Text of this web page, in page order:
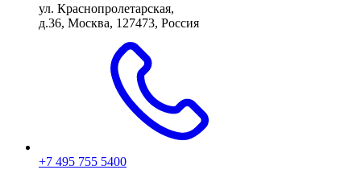
ул. Краснопролетарская,
д.36, Москва, 127473, Россия
+7 495 755 5400